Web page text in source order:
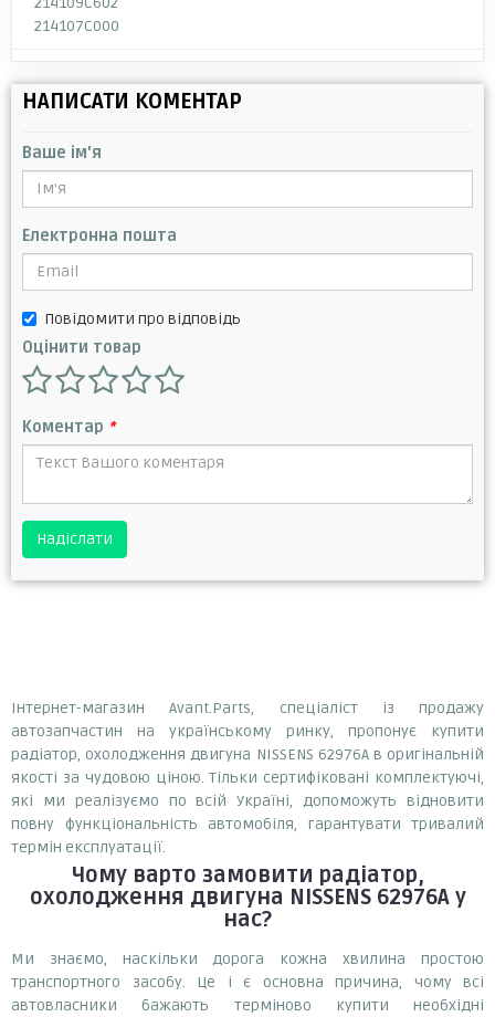
214107C000
НАПИСАТИ КОМЕНТАР
Ваше ім'я
Електронна пошта
Повідомити про відповідь
Оцінити товар
Коментар *
Надіслати
Інтернет-магазин Avant.Parts, спеціаліст із продажу
автозапчастин на українському ринку, пропонує купити
радіатор, охолодження двигуна NISSENS 62976A в оригінальній
якості за чудовою ціною. Тільки сертифіковані комплектуючі,
які ми реалізуємо по всій Україні, допоможуть відновити
повну функціональність автомобіля, гарантувати тривалий
термін експлуатації.
Чому варто замовити радіатор,
охолодження двигуна NISSENS 62976Aу
нас?
Ми знаємо, наскільки дорога кожна хвилина простою
транспортного засобу. Це і є основна причина, чому всі
автовласники бажають терміново купити необхідні